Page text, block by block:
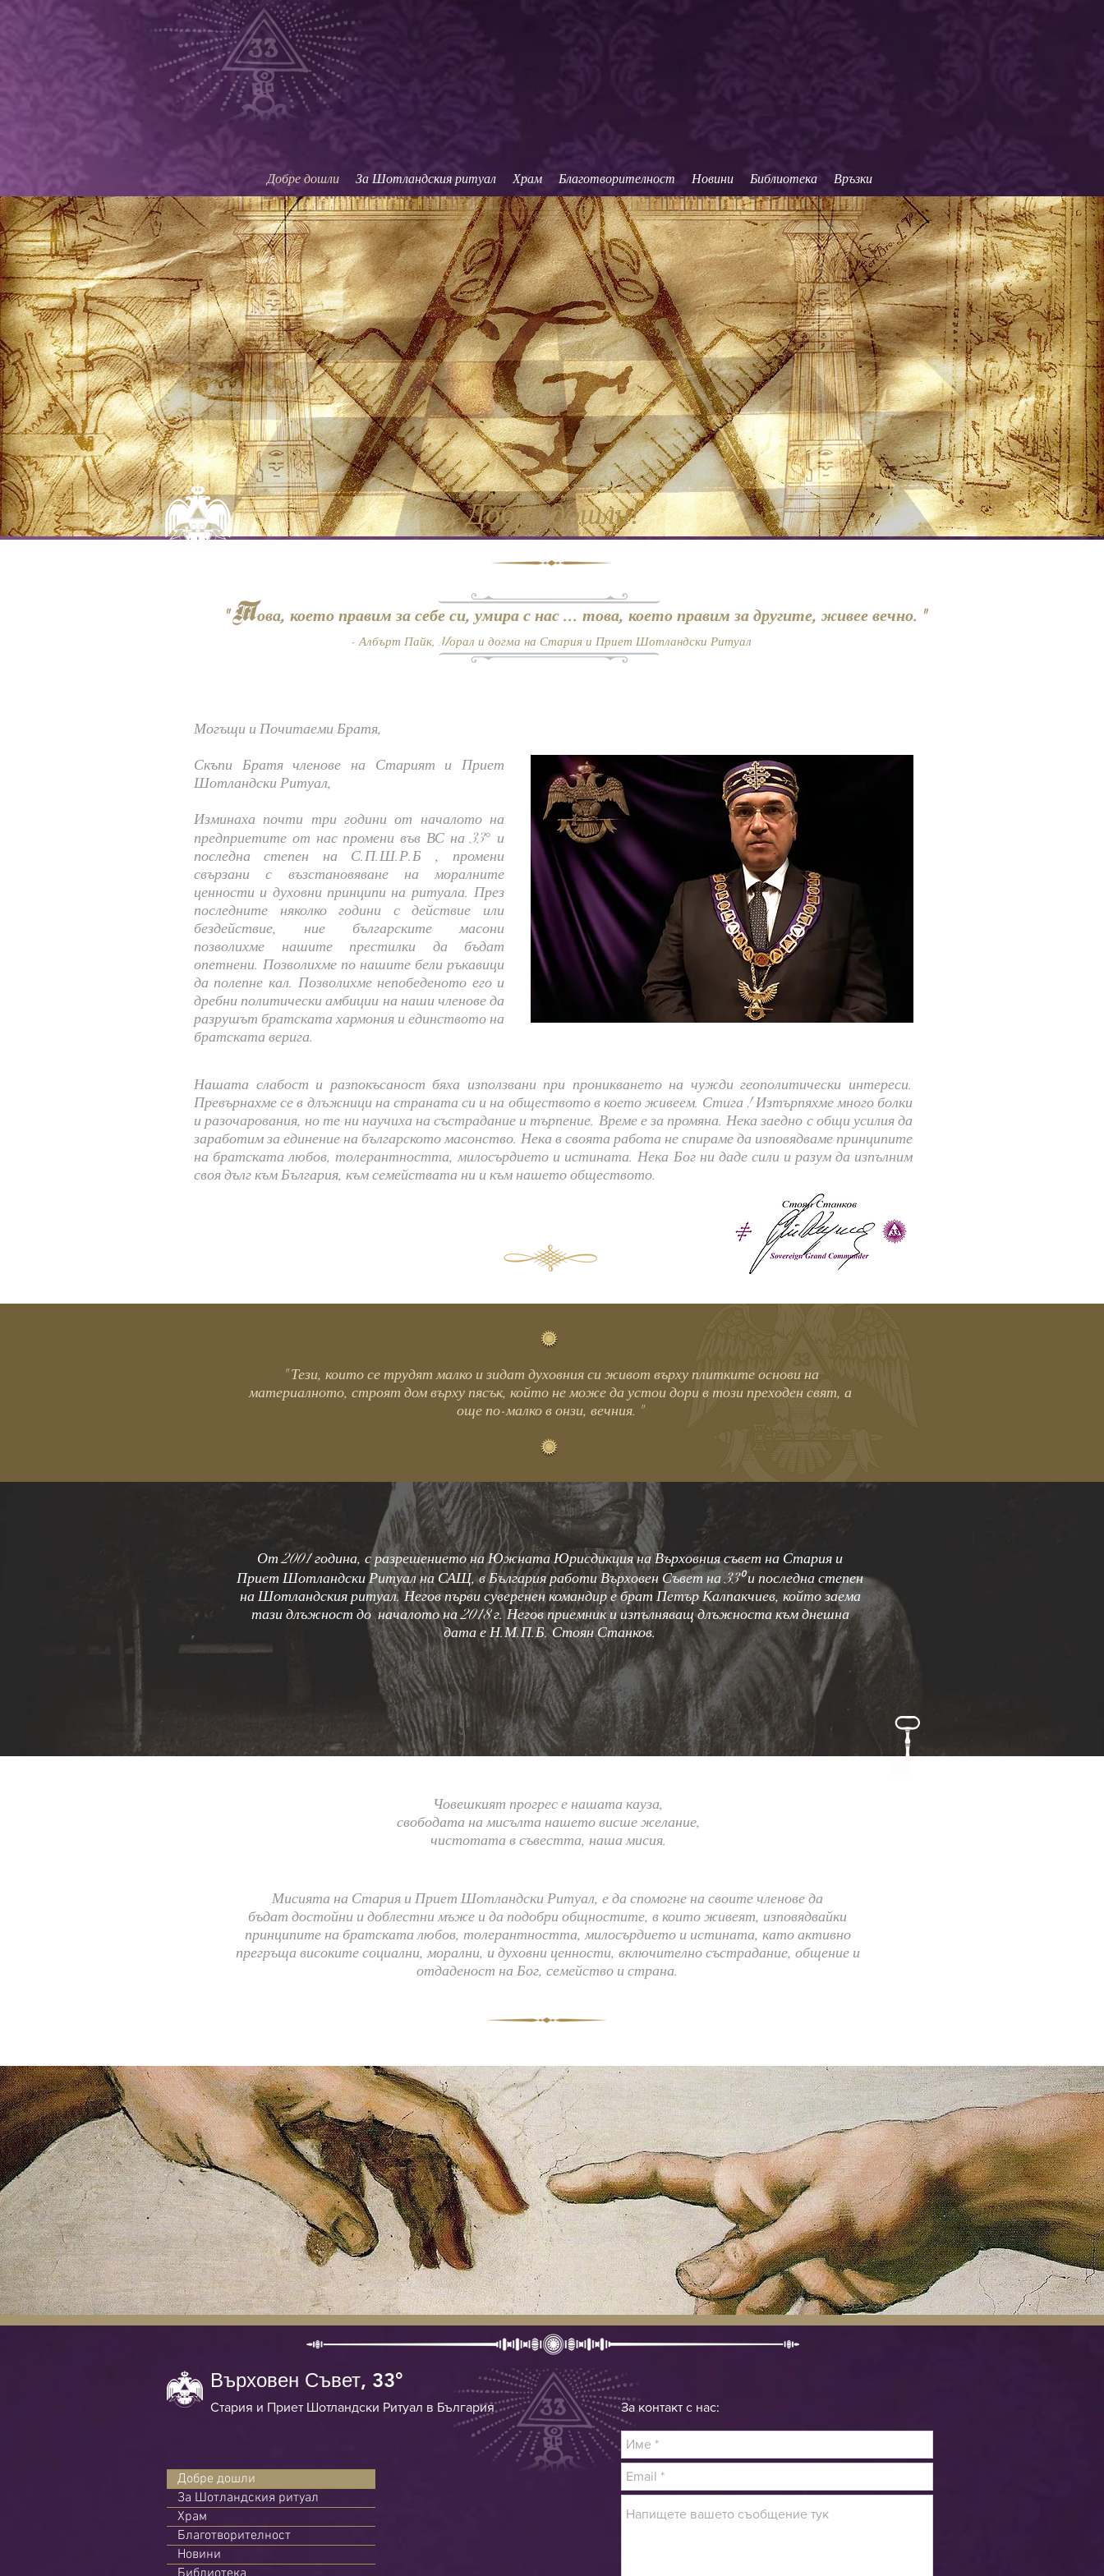
Cтария и Приет Шотландски Ритуал в България
Добре дошли За Шотландския ритуал Храм Благотворителност Новини Библиотека Връзки
Добре дошли!
"Това, което правим за себе си, умира с нас ... това, което правим за другите, живее вечно."
- Албърт Пайк, Mорал и догма на Стария и Приет Шотландски Ритуал
Могъщи и Почитаеми Братя,
Скъпи Братя членове на Старият и Приет
Шотландски Ритуал,
Изминаха почти три години от началото на
предприетите от нас промени във ВС на 33° и
последна степен на С.П.Ш.Р.Б , промени
свързани с възстановяване на моралните
ценности и духовни принципи на ритуала. През
последните няколко години с действие или
бездействие, ние българските масони
позволихме нашите престилки да бъдат
опетнени. Позволихме по нашите бели ръкавици
да полепне кал. Позволихме непобеденото его и
дребни политически амбиции на наши членове да
разрушът братската хармония и единството на
братската верига.
Нашата слабост и разпокъсаност бяха използвани при проникването на чужди геополитически интереси.
Превърнахме се в длъжници на страната си и на обществото в което живеем. Стига ! Изтърпяхме много болки
и разочарования, но те ни научиха на състрадание и търпение. Време е за промяна. Нека заедно с общи усилия да
заработим за единение на българското масонство. Нека в своята работа не спираме да изповядваме принципите
на братската любов, толерантността, милосърдието и истината. Нека Бог ни даде сили и разум да изпълним
своя дълг към България, към семействата ни и към нашето обществото.
" Тези, които се трудят малко и зидат духовния си живот върху плитките основи на
материалното, строят дом върху пясък, който не може да устои дори в този преходен свят, а
още по-малко в онзи, вечния."
От 2001 година, с разрешението на Южната Юрисдикция на Върховния съвет на Стария и
Приет Шотландски Ритуал на САЩ, в България работи Върховен Съвет на 33⁰ и последна степен
на Шотландския ритуал. Негов първи суверенен командир е брат Петър Калпакчиев, който заема
тази длъжност до началото на 2018 г. Негов приемник и изпълняващ длъжноста към днешна
дата е Н.М.П.Б. Стоян Станков.
“Deus meumque jus”
Човешкият прогрес е нашата кауза,
свободата на мисълта нашето висше желание,
чистотата в съвестта, наша мисия.
Мисията на Стария и Приет Шотландски Ритуал, е да спомогне на своите членове да
бъдат достойни и доблестни мъже и да подобри общностите, в които живеят, изповядвайки
принципите на братската любов, толерантността, милосърдието и истината, като активно
прегръща високите социални, морални, и духовни ценности, включително състрадание, общение и
отдаденост на Бог, семейство и страна.
Върховен Съвет, 33°
За контакт с нас:
Стария и Приет Шотландски Ритуал в България
Добре дошли
За Шотландския ритуал
Храм
Благотворителност
Новини